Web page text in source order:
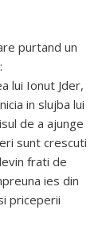
purtand un
lui Ionut Jder,
in slujba lui
de a ajunge
sunt crescuti
frati de
ies din
priceperii